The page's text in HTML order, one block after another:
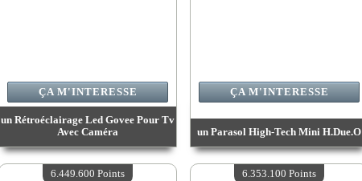
un Rétroéclairage Led Govee Pour Tv
Avec Caméra
Valeur :7 933 600 Points
Quantité Disponible :4
ÇA M'INTERESSE
un Parasol High-Tech Mini H.Due.O
Valeur :6 699 400 Points
Quantité Disponible :4
ÇA M'INTERESSE
6.449.600 Points 6.353.100 Points